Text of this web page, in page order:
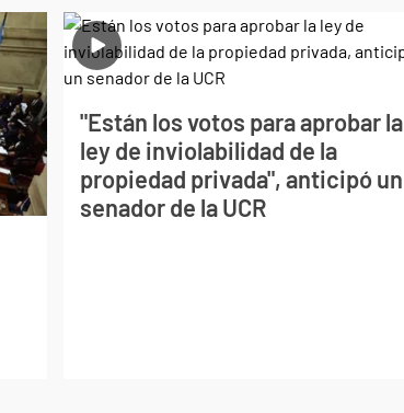
"Están los votos para aprobar la
ley de inviolabilidad de la
propiedad privada", anticipó un
senador de la UCR